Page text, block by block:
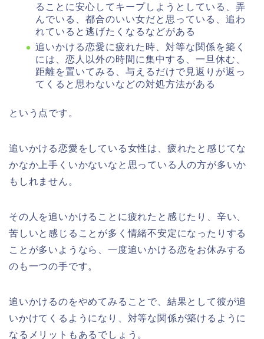
ることに安心してキープしようとしている、弄
んでいる、都合のいい女だと思っている、追わ
れていると逃げたくなるなどがある
追いかける恋愛に疲れた時、対等な関係を築く
には、恋人以外の時間に集中する、一旦休む、
距離を置いてみる、与えるだけで見返りが返っ
てくると思わないなどの対処方法がある
という点です。
追いかける恋愛をしている女性は、疲れたと感じてな
かなか上手くいかないなと思っている人の方が多いか
もしれません。
その人を追いかけることに疲れたと感じたり、辛い、
苦しいと感じることが多く情緒不安定になったりする
ことが多いようなら、一度追いかける恋をお休みする
のも一つの手です。
追いかけるのをやめてみることで、結果として彼が追
いかけてくるようになり、対等な関係が築けるように
なるメリットもあるでしょう。